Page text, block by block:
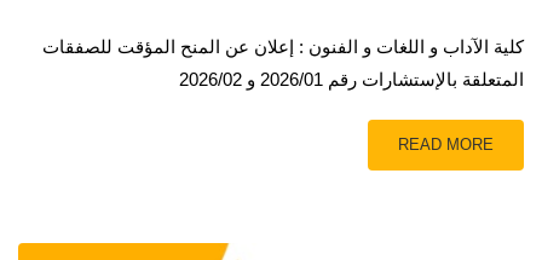
كلية الآداب و اللغات و الفنون : إعلان عن المنح المؤقت للصفقات
المتعلقة بالإستشارات رقم 2026/01 و 2026/02
READ MORE